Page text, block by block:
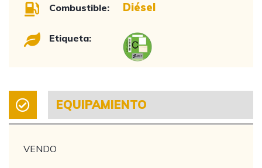
Combustible: Diésel
Etiqueta:
EQUIPAMIENTO
VENDO